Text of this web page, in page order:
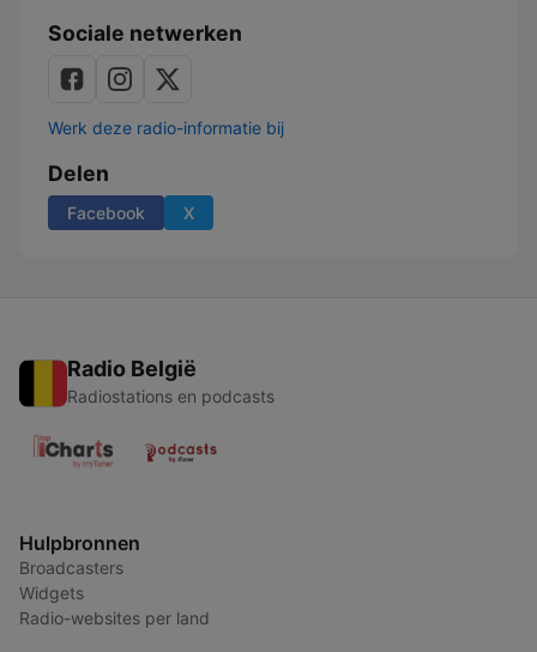
Sociale netwerken
Werk deze radio-informatie bij
Delen
Facebook X
Radio België
Radiostations en podcasts
Hulpbronnen
Broadcasters
Widgets
Radio-websites per land